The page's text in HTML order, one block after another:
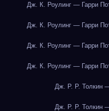
Дж. К. Роулинг — Гарри
Дж. К. Роулинг — Гарри
Дж. К. Роулинг — Гарри
Дж. К. Роулинг — Гарри
Дж. Р. Р. Толкин
Дж. Р. Р. Толкин